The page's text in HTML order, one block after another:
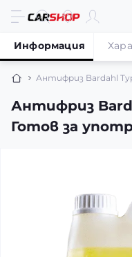
Антифриз Bardahl
Антифриз
Готов за
Информация